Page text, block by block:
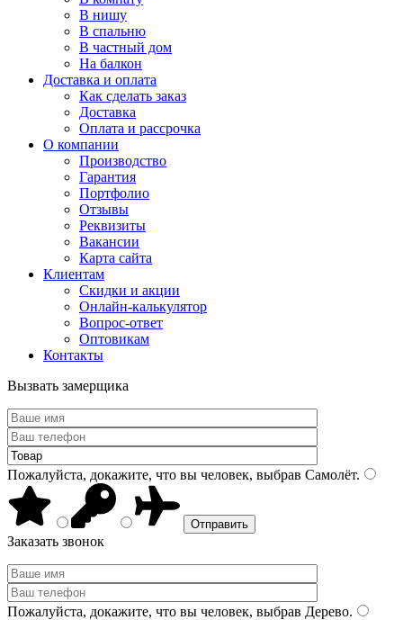
В нишу
В спальню
В частный дом
На балкон
Доставка и оплата
Как сделать заказ
Доставка
Оплата и рассрочка
О компании
Производство
Гарантия
Портфолио
Отзывы
Реквизиты
Вакансии
Карта сайта
Клиентам
Скидки и акции
Онлайн-калькулятор
Вопрос-ответ
Оптовикам
Контакты
Вызвать замерщика
Пожалуйста, докажите, что вы человек, выбрав Самолёт.
Заказать звонок
Пожалуйста, докажите, что вы человек, выбрав Дерево.